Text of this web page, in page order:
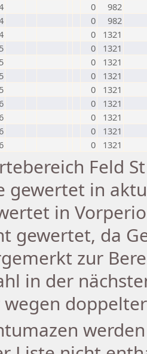
0
982
0
982
0
1321
0
1321
0
1321
0
1321
0
1321
0
1321
0
1321
0
1321
0 1321
Feld
gewertet in
in
gewertet, da
zur
in der
wegen